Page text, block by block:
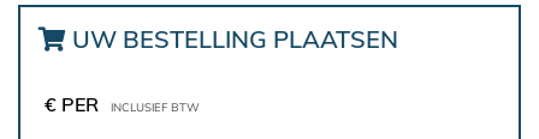
UW BESTELLING PLAATSEN
€ PER INCLUSIEF BTW